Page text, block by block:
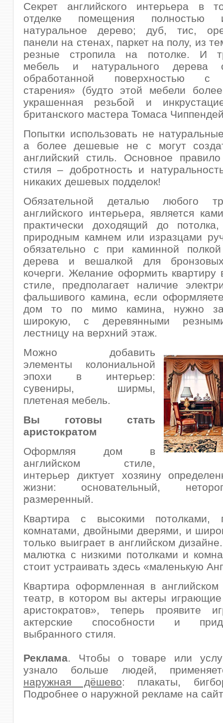
Секрет английского интерьера в
отделке помещения полностью
натуральное дерево; дуб, тис,
панели на стенах, паркет на полу, из
резные стропила на потолке. И
мебель и натурального дерева
обработанной поверхностью с
старения» (будто этой мебели
украшенная резьбой и
британского мастера Томаса
Попытки использовать не
а более дешевые не с могут
английский стиль. Основное правило
стиля – добротность и
никаких дешевых подделок!
Обязательной деталью любого
английского интерьера, является
практически доходящий до
природным камнем или изразцами
обязательно с при каминной
дерева и вешалкой для
кочерги. Желание оформить квартиру
стиле, предполагает наличие
фальшивого камина, если
дом то по мимо камина, нужно
широкую, с деревянными
лестницу на верхний этаж.
Можно добавить
элементы колониальной
эпохи в интерьер:
сувениры, ширмы,
плетеная мебель.
Вы готовы стать
аристократом
Оформляя дом в
английском стиле,
интерьер диктует хозяину
жизни: основательный,
размеренный.
Квартира с высокими потолками,
комнатами, двойными дверями, и
только выиграет в английском
малютка с низкими потолками и
стоит устраивать здесь «маленькую
Квартира оформленная в
театр, в котором вы актеры играющие
аристократов», теперь проявите
актерские способности и
выбранного стиля.
Реклама. Чтобы о товаре или
узнало больше людей,
наружная дёшево: плакаты,
Подробнее о наружной рекламе на